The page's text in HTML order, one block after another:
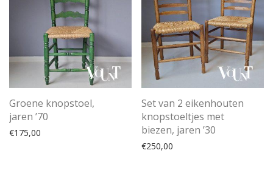
Groene knopstoel,
jaren ’70
€175,00
Set van 2 eikenhouten
knopstoeltjes met
biezen, jaren ’30
€250,00